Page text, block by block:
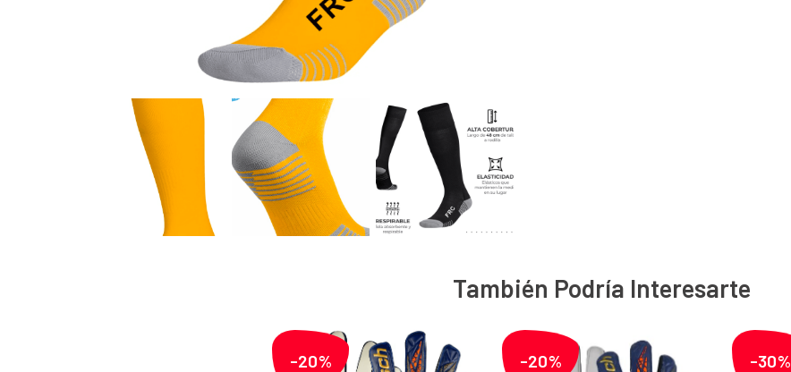
También Podría Interesarte
-20% -20% -30%